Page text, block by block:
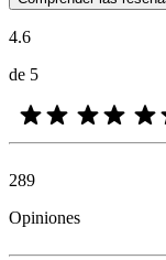
4.6
de 5
289
Opiniones